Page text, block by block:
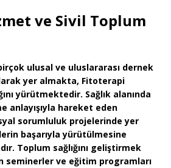
ve Sivil Toplum
ulusal ve uluslararası dernek
yer almakta, Fitoterapi
yürütmektedir. Sağlık alanında
anlayışıyla hareket eden
sorumluluk projelerinde yer
başarıyla yürütülmesine
Toplum sağlığını geliştirmek
seminerler ve eğitim programları